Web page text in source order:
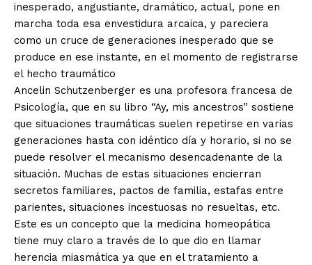
inesperado, angustiante, dramático, actual, pone en
marcha toda esa envestidura arcaica, y pareciera
como un cruce de generaciones inesperado que se
produce en ese instante, en el momento de registrarse
el hecho traumático
Ancelin Schutzenberger es una profesora francesa de
Psicología, que en su libro “Ay, mis ancestros” sostiene
que situaciones traumáticas suelen repetirse en varias
generaciones hasta con idéntico día y horario, si no se
puede resolver el mecanismo desencadenante de la
situación. Muchas de estas situaciones encierran
secretos familiares, pactos de familia, estafas entre
parientes, situaciones incestuosas no resueltas, etc.
Este es un concepto que la medicina homeopática
tiene muy claro a través de lo que dio en llamar
herencia miasmática ya que en el tratamiento a